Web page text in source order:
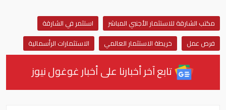
مكتب الشارقة للاستثمار الأجنبي المباشر
استثمر في الشارقة
فرص عمل
خريطة الاستثمار العالمي الاستثمارات الرأسمالية
تابع آخر أخبارنا على أخبار غوغول نيوز